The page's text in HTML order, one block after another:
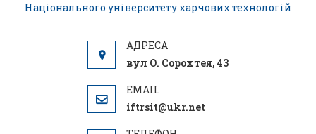
Національного університету харчових технологій
вул О. Сорохтея, 43
iftrsit@ukr.net